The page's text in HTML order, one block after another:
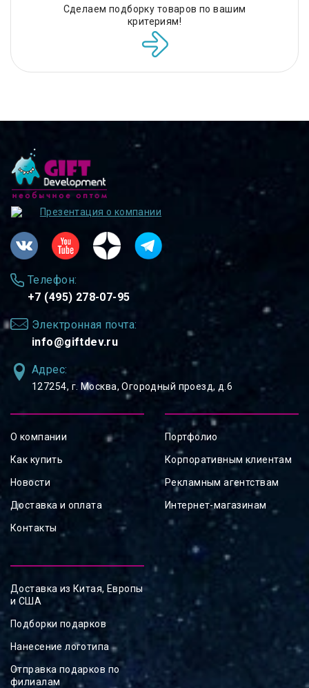
Сделаем подборку товаров по вашим
критериям!
Презентация о компании
Телефон:
+7 (495) 278-07-95
Электронная почта:
info@giftdev.ru
Адрес:
127254, ⁠г. Москва, Огородный проезд, д.6
О компании
Как купить
Новости
Доставка и оплата
Контакты
Портфолио
Корпоративным клиентам
Рекламным агентствам
Интернет-магазинам
Доставка из Китая, Европы
и США
Подборки подарков
Нанесение логотипа
Отправка подарков по
филиалам